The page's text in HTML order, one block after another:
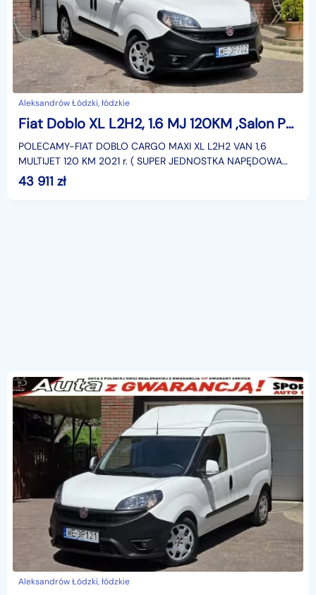
Aleksandrów Łódzki, łódzkie
Fiat Doblo XL L2H2, 1.6 MJ 120KM ,Salon PL,I WŁ, grzane fotele, F.VAT23,leasin
POLECAMY-FIAT DOBLO CARGO MAXI XL L2H2 VAN 1,6
MULTIJET 120 KM 2021 r. ( SUPER JEDNOSTKA NAPĘDOWA
MULTIJET ) z udokumentowanym przebiegiem,użytkowany w
długich
43 911 zł
Aleksandrów Łódzki, łódzkie